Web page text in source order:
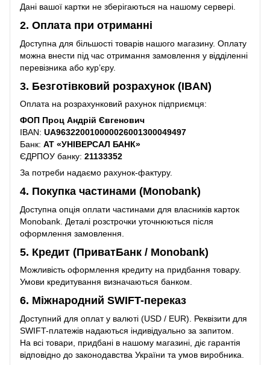
Дані вашої картки не зберігаються на нашому сервері.
2. Оплата при отриманні
Доступна для більшості товарів нашого магазину. Оплату
можна внести під час отримання замовлення у відділенні
перевізника або кур’єру.
3. Безготівковий розрахунок (IBAN)
Оплата на розрахунковий рахунок підприємця:
ФОП Проц Андрій Євгенович
IBAN: UA963220010000026001300049497
Банк: АТ «УНІВЕРСАЛ БАНК»
ЄДРПОУ банку: 21133352
За потреби надаємо рахунок-фактуру.
4. Покупка частинами (Monobank)
Доступна опція оплати частинами для власників карток
Monobank. Деталі розстрочки уточнюються після
оформлення замовлення.
5. Кредит (ПриватБанк / Monobank)
Можливість оформлення кредиту на придбання товару.
Умови кредитування визначаються банком.
6. Міжнародний SWIFT-переказ
Доступний для оплат у валюті (USD / EUR). Реквізити для
SWIFT-платежів надаються індивідуально за запитом.
На всі товари, придбані в нашому магазині, діє гарантія
відповідно до законодавства України та умов виробника.